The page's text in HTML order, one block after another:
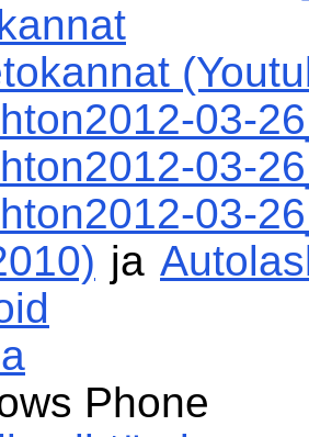
03-
03-
03-
ja
Phone